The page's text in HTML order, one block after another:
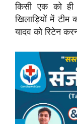
किसी एक को ही
खिलाड़ियों में
यादव को रिटेन